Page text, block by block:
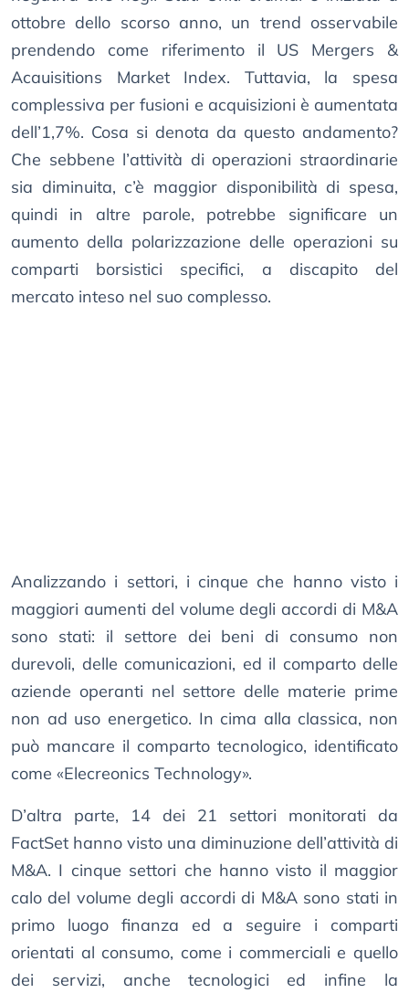
ottobre dello scorso anno, un trend osservabile
prendendo come riferimento il US Mergers &
Acauisitions Market Index. Tuttavia, la spesa
complessiva per fusioni e acquisizioni è aumentata
dell’1,7%. Cosa si denota da questo andamento?
Che sebbene l’attività di operazioni straordinarie
sia diminuita, c’è maggior disponibilità di spesa,
quindi in altre parole, potrebbe significare un
aumento della polarizzazione delle operazioni su
comparti borsistici specifici, a discapito del
mercato inteso nel suo complesso.
Analizzando i settori, i cinque che hanno visto i
maggiori aumenti del volume degli accordi di M&A
sono stati: il settore dei beni di consumo non
durevoli, delle comunicazioni, ed il comparto delle
aziende operanti nel settore delle materie prime
non ad uso energetico. In cima alla classica, non
può mancare il comparto tecnologico, identificato
come «Elecreonics Technology».
D’altra parte, 14 dei 21 settori monitorati da
FactSet hanno visto una diminuzione dell’attività di
M&A. I cinque settori che hanno visto il maggior
calo del volume degli accordi di M&A sono stati in
primo luogo finanza ed a seguire i comparti
orientati al consumo, come i commerciali e quello
dei servizi, anche tecnologici ed infine la